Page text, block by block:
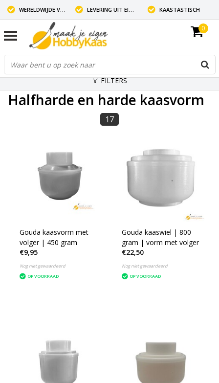
WERELDWIJDE VERZENDING LEVERING UIT EIGEN VOORRAAD KAASTASTISCH
0
FILTERS
Halfharde en harde kaasvorm
17
Gouda kaasvorm met
volger | 450 gram
€9,95
Nog niet gewaardeerd
OP VOORRAAD
Gouda kaaswiel | 800
gram | vorm met volger
€22,50
Nog niet gewaardeerd
OP VOORRAAD